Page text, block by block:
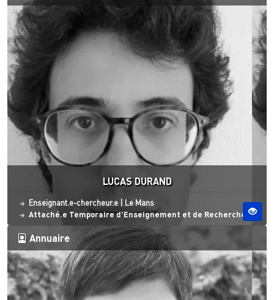
LUCAS DURAND
Statut
Enseignant.e-chercheur.e Site ESO
Le Mans
Attaché.e Temporaire d'Enseignement et de Recherche
Annuaire